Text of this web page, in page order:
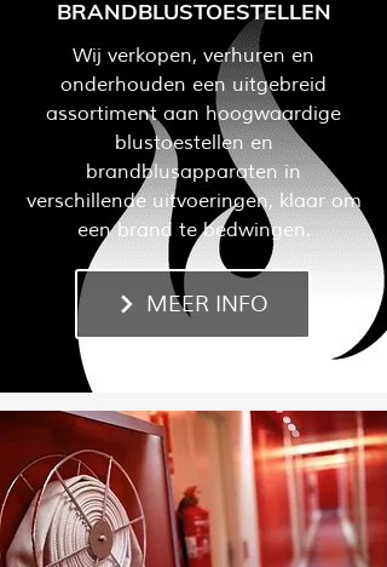
BRANDBLUSTOESTELLEN
Wij verkopen, verhuren en
onderhouden een uitgebreid
assortiment aan hoogwaardige
blustoestellen en
brandblusapparaten in
verschillende uitvoeringen, klaar om
een brand te bedwingen.
MEER INFO